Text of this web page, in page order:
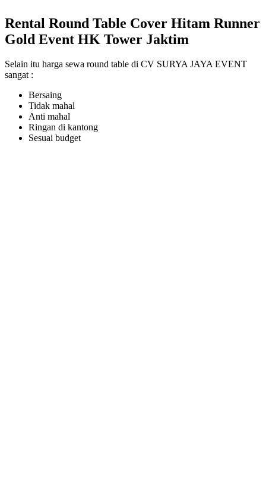
Rental Round Table Cover Hitam Runner
Gold Event HK Tower Jaktim
Selain itu harga sewa round table di CV SURYA JAYA EVENT
sangat :
Bersaing
Tidak mahal
Anti mahal
Ringan di kantong
Sesuai budget